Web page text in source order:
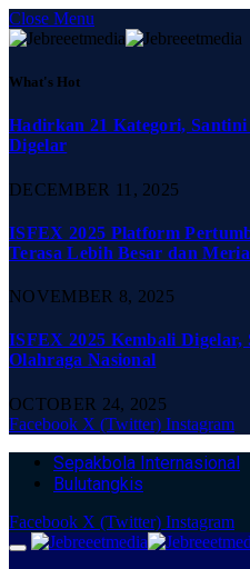
Close Menu
What's Hot
Hadirkan 21 Kategori,
Digelar
DECEMBER 11, 2025
ISFEX 2025 Platform
Terasa Lebih Besar dan
NOVEMBER 8, 2025
ISFEX 2025 Kembali Digelar,
Olahraga Nasional
OCTOBER 24, 2025
Facebook X (Twitter) Instagram
Sepakbola Internasional
Bulutangkis
Facebook X (Twitter) Instagram